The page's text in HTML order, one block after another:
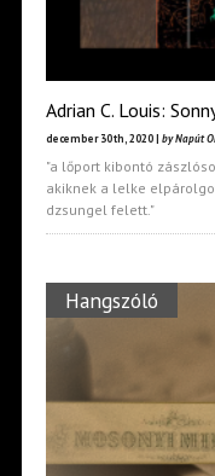
Adrian C. Louis:
december 30th, 2020 | by Napút
"a lőport kibontó
akiknek a lelke
dzsungel felett."
Hangszóló